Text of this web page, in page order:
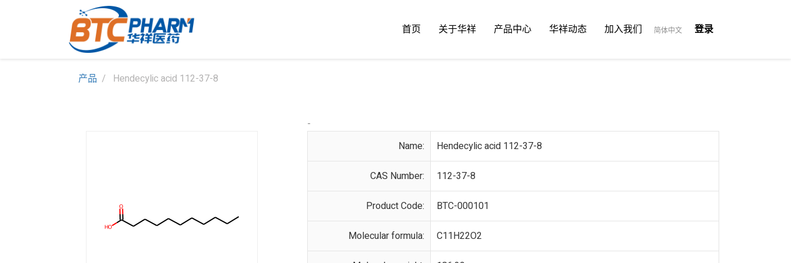
首页 关于华祥 产品中心 华祥动态 加入我们 简体中文 登录
产品 Hendecylic acid 112-37-8
-
Name:
Hendecylic acid 112-37-8
CAS Number: 112-37-8
Product Code: BTC-000101
Molecular formula: C11H22O2